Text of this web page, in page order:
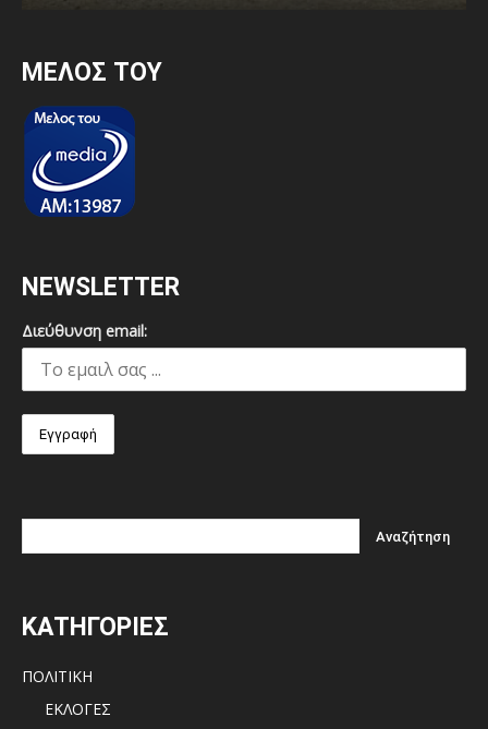
MEΛΟΣ ΤΟΥ
NEWSLETTER
Διεύθυνση email:
ΚΑΤΗΓΟΡΙΕΣ
ΠΟΛΙΤΙΚΗ
ΕΚΛΟΓΕΣ